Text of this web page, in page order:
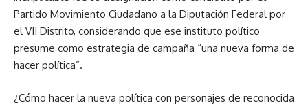
Partido Movimiento Ciudadano a la Diputación Federal por
el VII Distrito, considerando que ese instituto político
presume como estrategia de campaña “una nueva forma de
hacer política”.
¿Cómo hacer la nueva política con personajes de reconocida